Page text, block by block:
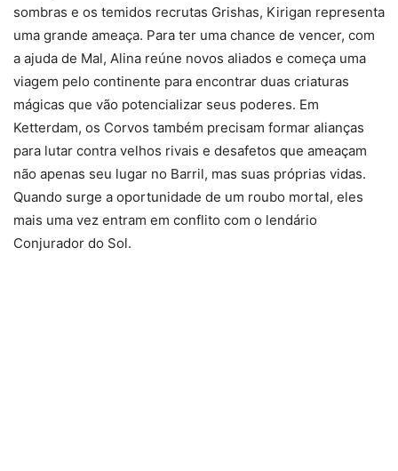
sombras e os temidos recrutas Grishas, Kirigan representa
uma grande ameaça. Para ter uma chance de vencer, com
a ajuda de Mal, Alina reúne novos aliados e começa uma
viagem pelo continente para encontrar duas criaturas
mágicas que vão potencializar seus poderes. Em
Ketterdam, os Corvos também precisam formar alianças
para lutar contra velhos rivais e desafetos que ameaçam
não apenas seu lugar no Barril, mas suas próprias vidas.
Quando surge a oportunidade de um roubo mortal, eles
mais uma vez entram em conflito com o lendário
Conjurador do Sol.